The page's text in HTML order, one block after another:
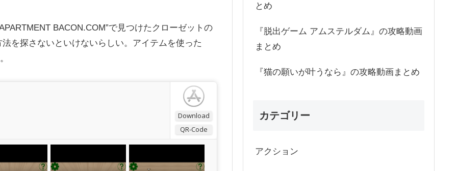
BACON.COM”で見つけたクローゼットの
を探さないといけないらしい。アイテムを使った
Download
QR-Code
とめ
『脱出ゲーム アムステルダム』の攻略動画
まとめ
『猫の願いが叶うなら』の攻略動画まとめ
カテゴリー
アクション